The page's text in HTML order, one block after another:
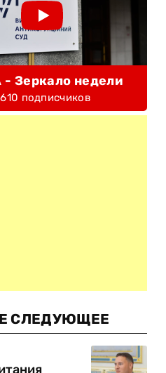
- Зеркало недели
подписчиков
СЛЕДУЮЩЕЕ